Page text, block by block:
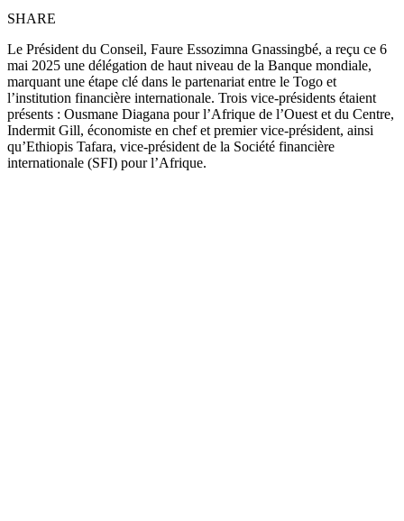
SHARE
Le Président du Conseil, Faure Essozimna Gnassingbé, a reçu ce 6
mai 2025 une délégation de haut niveau de la Banque mondiale,
marquant une étape clé dans le partenariat entre le Togo et
l’institution financière internationale. Trois vice-présidents étaient
présents : Ousmane Diagana pour l’Afrique de l’Ouest et du Centre,
Indermit Gill, économiste en chef et premier vice-président, ainsi
qu’Ethiopis Tafara, vice-président de la Société financière
internationale (SFI) pour l’Afrique.